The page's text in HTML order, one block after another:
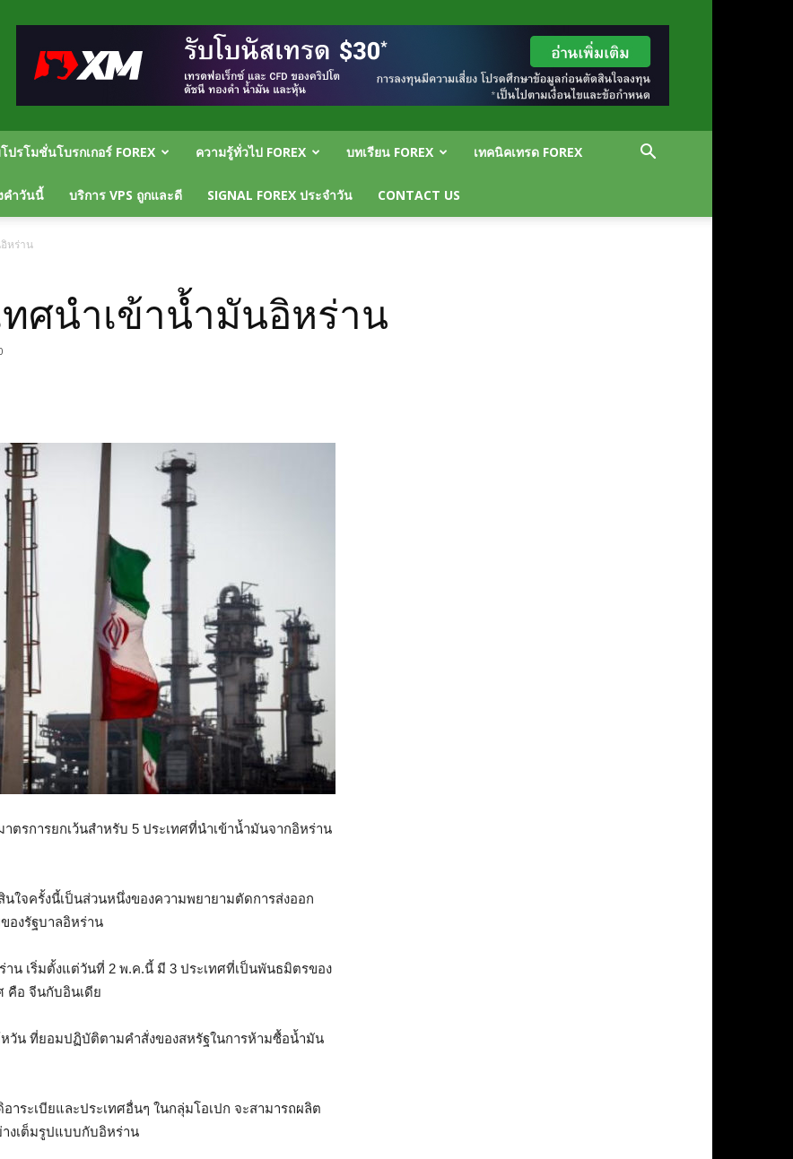
ปรโมชั่นโบรกเกอร์ FOREX ความรู้ทั่วไป FOREX บทเรียน FOREX เทคนิคเทรด FOREX
คำวันนี้ บริการ VPS ถูกและดี SIGNAL FOREX ประจำวัน CONTACT US
หร่าน
ศนำเข้าน้ำมันอิหร่าน
ตรการยกเว้นสำหรับ 5 ประเทศที่นำเข้าน้ำมันจากอิหร่าน
ใจครั้งนี้เป็นส่วนหนึ่งของความพยายามตัดการส่งออก
องรัฐบาลอิหร่าน
าน เริ่มตั้งแต่วันที่ 2 พ.ค.นี้ มี 3 ประเทศที่เป็นพันธมิตรของ
คือ จีนกับอินเดีย
วัน ที่ยอมปฏิบัติตามคำสั่งของสหรัฐในการห้ามซื้อน้ำมัน
ระเบียและประเทศอื่นๆ ในกลุ่มโอเปก จะสามารถผลิต
งเต็มรูปแบบกับอิหร่าน